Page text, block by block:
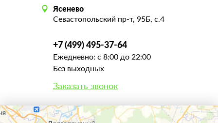
Ясенево
Севастопольский пр-т, 95Б, с.4
+7 (499) 495-37-64
Ежедневно: с 8:00 до 22:00
Без выходных
Заказать звонок